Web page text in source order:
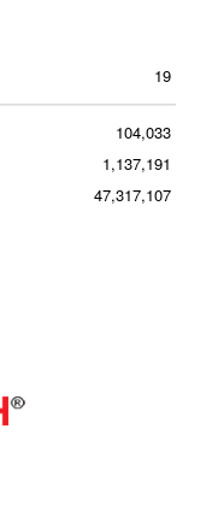
19
104,033
1,137,191
47,317,107